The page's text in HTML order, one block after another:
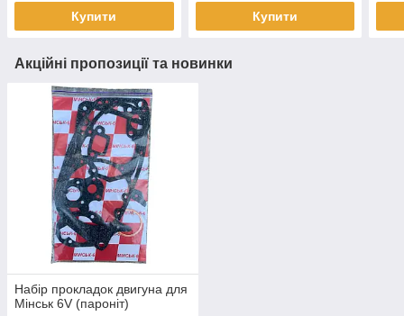
Купити Купити
Акційні пропозиції та новинки
Набір прокладок двигуна для
Мінськ 6V (пароніт)